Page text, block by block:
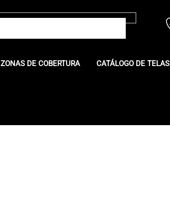
ZONAS DE COBERTURA CATÁLOGO DE TELAS